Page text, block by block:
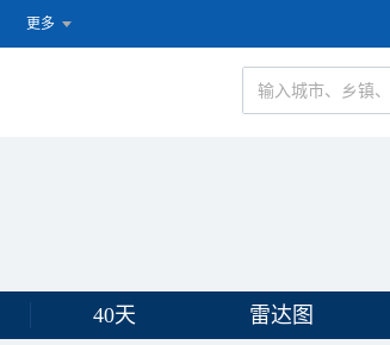
更多
40天 雷达图